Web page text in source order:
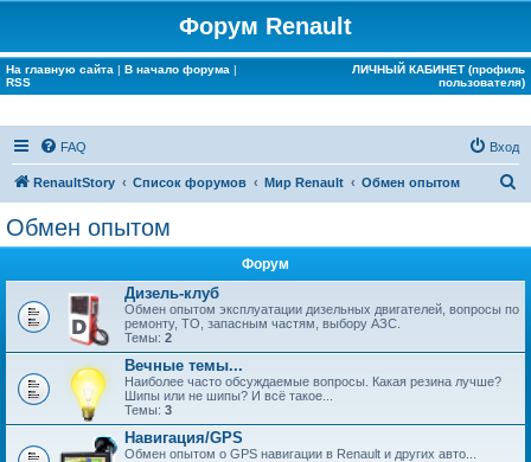
Форум Renault
На главную сайта | В начало форума |
RSS
ЛИЧНЫЙ КАБИНЕТ (профиль
пользователя)
FAQ Вход
RenaultStory Список форумов Мир Renault Обмен опытом
Обмен опытом
Форум
Дизель-клуб
Обмен опытом эксплуатации дизельных двигателей, вопросы по
ремонту, ТО, запасным частям, выбору АЗС.
Темы: 2
Вечные темы...
Наиболее часто обсуждаемые вопросы. Какая резина лучше?
Шипы или не шипы? И всё такое...
Темы: 3
Навигация/GPS
Обмен опытом о GPS навигации в Renault и других авто...